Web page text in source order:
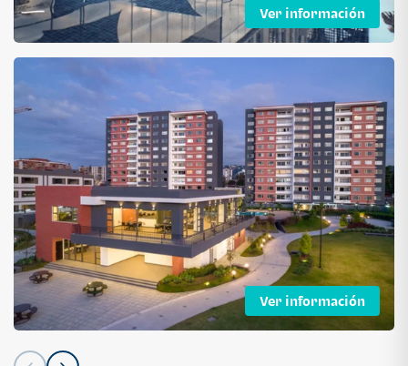
Ver información
Ver información